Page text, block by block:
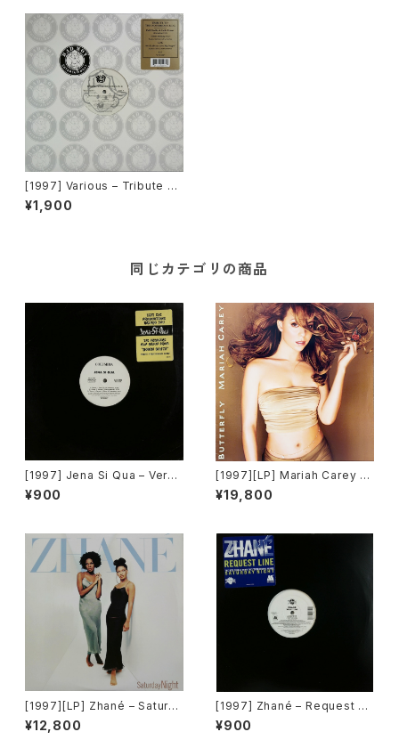
[1997] Various – Tribute To
The Notorious B.I.G. [Bad
Boy Entertainment]
¥1,900
同じカテゴリの商品
[1997] Jena Si Qua – Verse
1, Verse 2 / Down South [C
olumbia][PROMO]
¥900
[1997][LP] Mariah Carey –
Butterfly [Columbia]
¥19,800
[1997][LP] Zhané – Saturda
y Night [Motown / Illtown R
ecords][2枚組]
¥12,800
[1997] Zhané – Request Li
ne [Motown]
¥900